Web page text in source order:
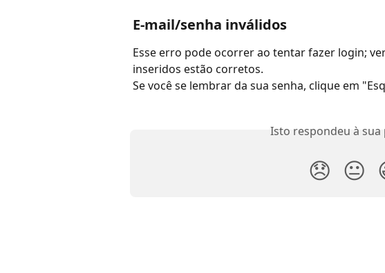
E-mail/senha inválidos
Esse erro pode ocorrer ao tentar fazer login;
inseridos estão corretos.
Se você se lembrar da sua senha, clique em
Isto respondeu à sua
😞 😐